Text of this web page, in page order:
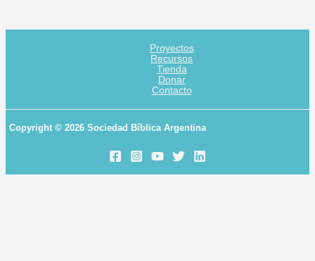
Proyectos
Recursos
Tienda
Donar
Contacto
Copyright © 2026 Sociedad Bíblica Argentina